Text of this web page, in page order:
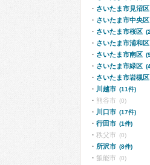
さいたま市見沼区
さいたま市中央区
さいたま市桜区
さいたま市浦和区
さいたま市南区
さいたま市緑区
さいたま市岩槻区
川越市 (11件)
熊谷市 (0)
川口市 (17件)
行田市 (1件)
秩父市 (0)
所沢市 (8件)
飯能市 (0)